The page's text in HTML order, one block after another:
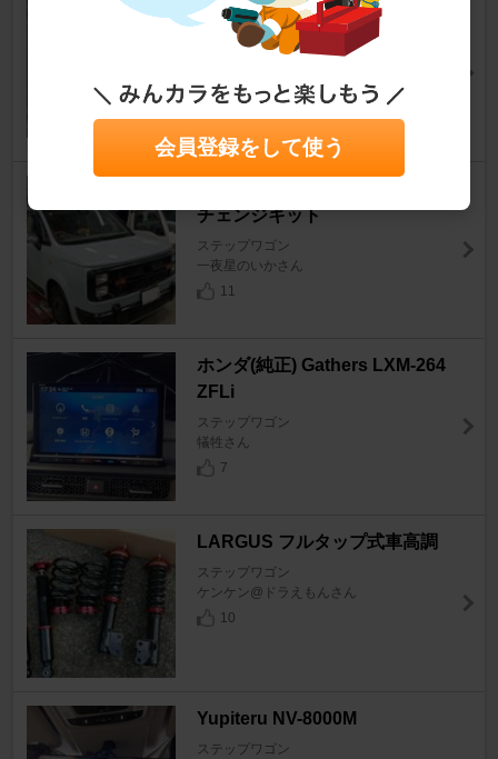
COMTEC BeTime A-114LW
ステップワゴン
0
0
チェンジキット
ステップワゴン
一夜星のいかさん
11
ホンダ(純正) Gathers LXM-264
ZFLi
ステップワゴン
犠牲さん
7
LARGUS フルタップ式車高調
ステップワゴン
ケンケン@ドラえもんさん
10
Yupiteru NV-8000M
ステップワゴン
会員登録をして使う